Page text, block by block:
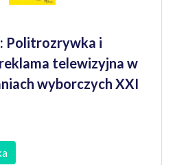
Politrozrywka i
telewizyjna w
wyborczych XXI